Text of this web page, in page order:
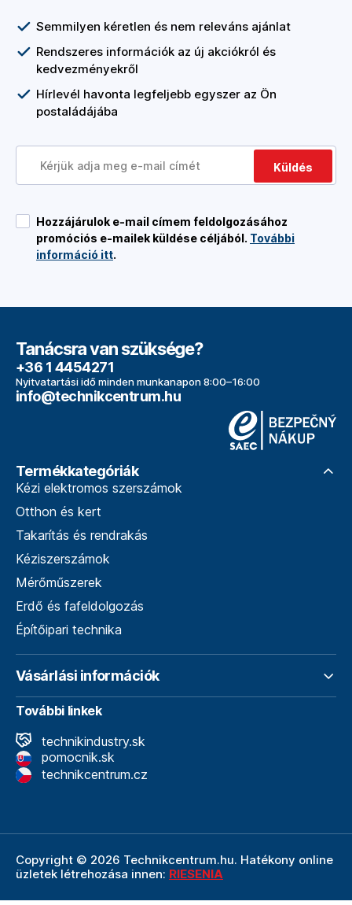
Semmilyen kéretlen és nem releváns ajánlat
Rendszeres információk az új akciókról és
kedvezményekről
Hírlevél havonta legfeljebb egyszer az Ön
postaládájába
Küldés
Hozzájárulok e-mail címem feldolgozásához
promóciós e-mailek küldése céljából. További
információ itt.
Tanácsra van szüksége?
+36 1 4454271
Nyitvatartási idő minden munkanapon 8:00–16:00
info@technikcentrum.hu
Termékkategóriák
Kézi elektromos szerszámok
Otthon és kert
Takarítás és rendrakás
Kéziszerszámok
Mérőműszerek
Erdő és fafeldolgozás
Építőipari technika
Vásárlási információk
További linkek
technikindustry.sk
pomocnik.sk
technikcentrum.cz
Copyright © 2026 Technikcentrum.hu. Hatékony online
üzletek létrehozása innen: RIESENIA